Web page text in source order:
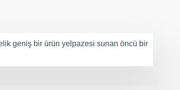
geniş bir ürün yelpazesi sunan öncü bir